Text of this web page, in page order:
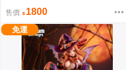
售價 1800
免運